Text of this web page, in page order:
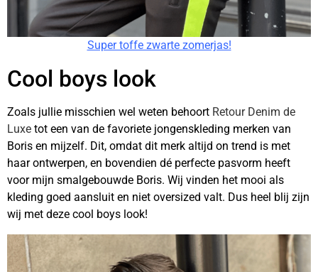
Super toffe zwarte zomerjas!
Cool boys look
Zoals jullie misschien wel weten behoort Retour Denim de
Luxe tot een van de favoriete jongenskleding merken van
Boris en mijzelf. Dit, omdat dit merk altijd on trend is met
haar ontwerpen, en bovendien dé perfecte pasvorm heeft
voor mijn smalgebouwde Boris. Wij vinden het mooi als
kleding goed aansluit en niet oversized valt. Dus heel blij zijn
wij met deze cool boys look!